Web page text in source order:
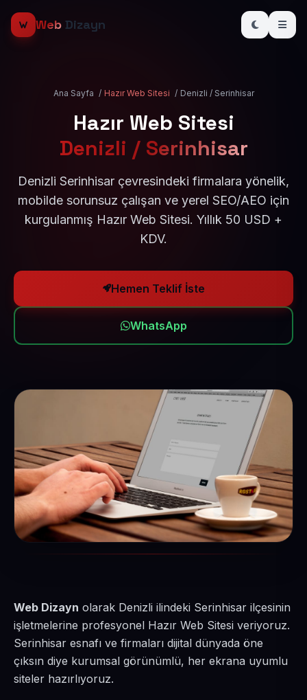
Web Dizayn
Ana Sayfa / Hazır Web Sitesi / Denizli / Serinhisar
Hazır Web Sitesi
Denizli / Serinhisar
Denizli Serinhisar çevresindeki firmalara yönelik,
mobilde sorunsuz çalışan ve yerel SEO/AEO için
kurgulanmış Hazır Web Sitesi. Yıllık 50 USD +
KDV.
Hemen Teklif İste
WhatsApp
Web Dizayn olarak Denizli ilindeki Serinhisar ilçesinin
işletmelerine profesyonel Hazır Web Sitesi veriyoruz.
Serinhisar esnafı ve firmaları dijital dünyada öne
çıksın diye kurumsal görünümlü, her ekrana uyumlu
siteler hazırlıyoruz.